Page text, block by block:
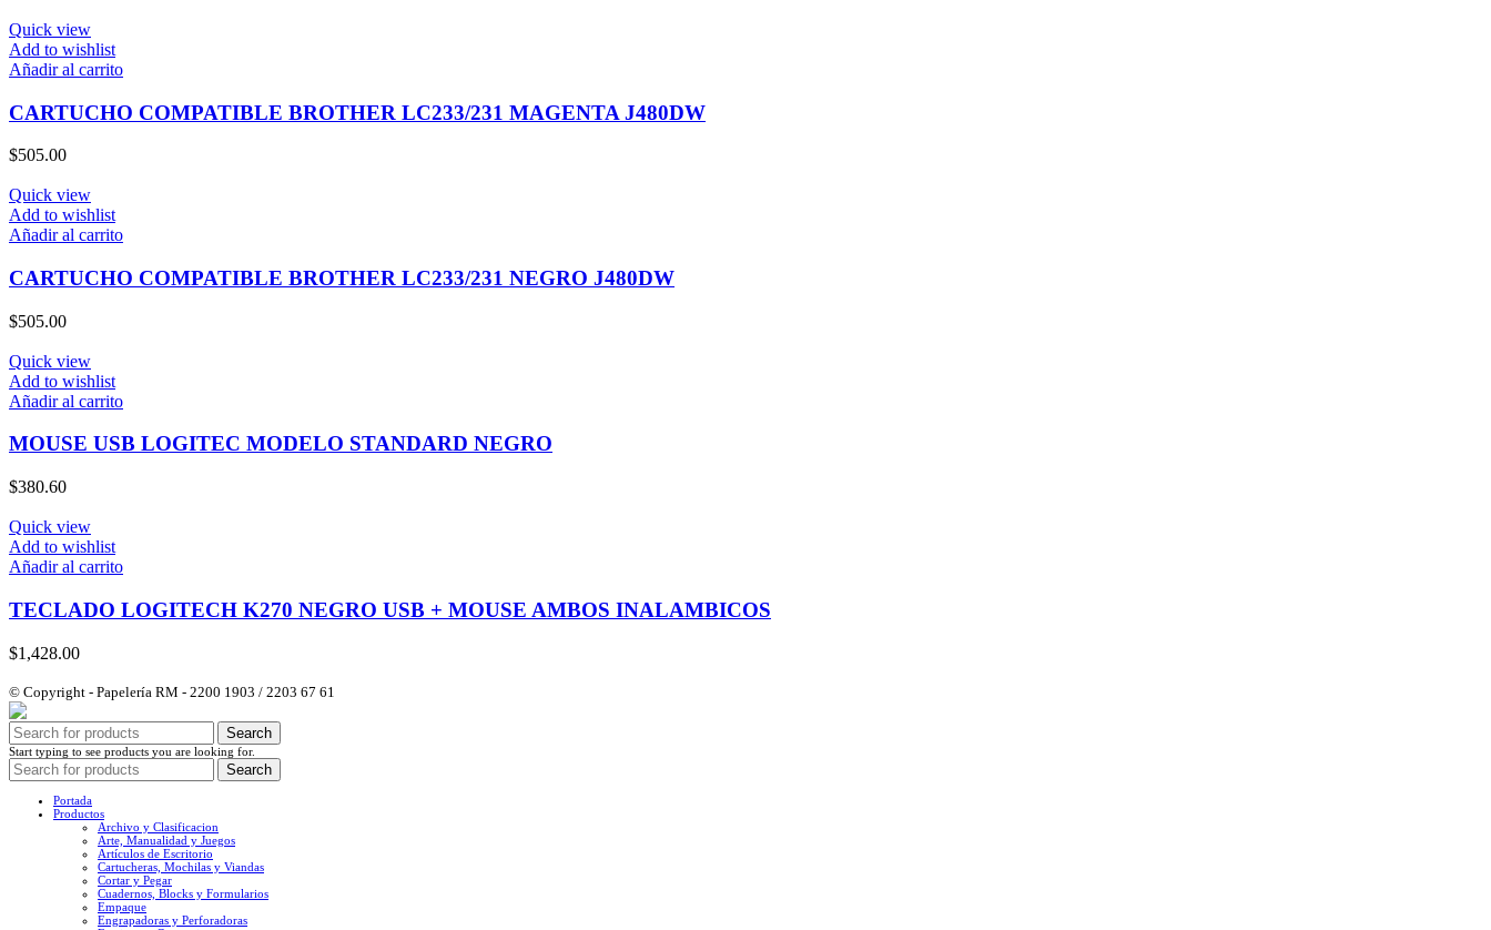
Quick view
Add to wishlist
Añadir al carrito
CARTUCHO COMPATIBLE BROTHER LC233/231 MAGENTA J480DW
$505.00
Quick view
Add to wishlist
Añadir al carrito
CARTUCHO COMPATIBLE BROTHER LC233/231 NEGRO J480DW
$505.00
Quick view
Add to wishlist
Añadir al carrito
MOUSE USB LOGITEC MODELO STANDARD NEGRO
$380.60
Quick view
Add to wishlist
Añadir al carrito
TECLADO LOGITECH K270 NEGRO USB + MOUSE AMBOS INALAMBICOS
$1,428.00
© Copyright - Papelería RM - 2200 1903 / 2203 67 61
Search
Start typing to see products you are looking for.
Search
Portada
Productos
Archivo y Clasificacion
Arte, Manualidad y Juegos
Artículos de Escritorio
Cartucheras, Mochilas y Viandas
Cortar y Pegar
Cuadernos, Blocks y Formularios
Empaque
Engrapadoras y Perforadoras